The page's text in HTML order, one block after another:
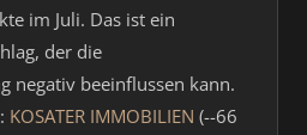
im Juli. Das ist ein
der die
negativ beeinflussen kann.
KOSATER IMMOBILIEN (--66